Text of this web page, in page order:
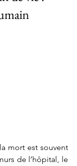
mort est souvent
de l’hôpital, le